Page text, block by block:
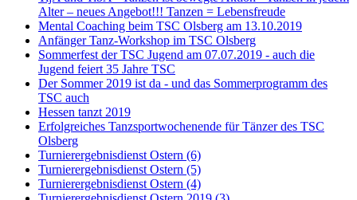
Alter – neues Angebot!!! Tanzen = Lebensfreude
Mental Coaching beim TSC Olsberg am 13.10.2019
Anfänger Tanz-Workshop im TSC Olsberg
Sommerfest der TSC Jugend am 07.07.2019 - auch die
Jugend feiert 35 Jahre TSC
Der Sommer 2019 ist da - und das Sommerprogramm des
TSC auch
Hessen tanzt 2019
Erfolgreiches Tanzsportwochenende für Tänzer des TSC
Olsberg
Turnierergebnisdienst Ostern (6)
Turnierergebnisdienst Ostern (5)
Turnierergebnisdienst Ostern (4)